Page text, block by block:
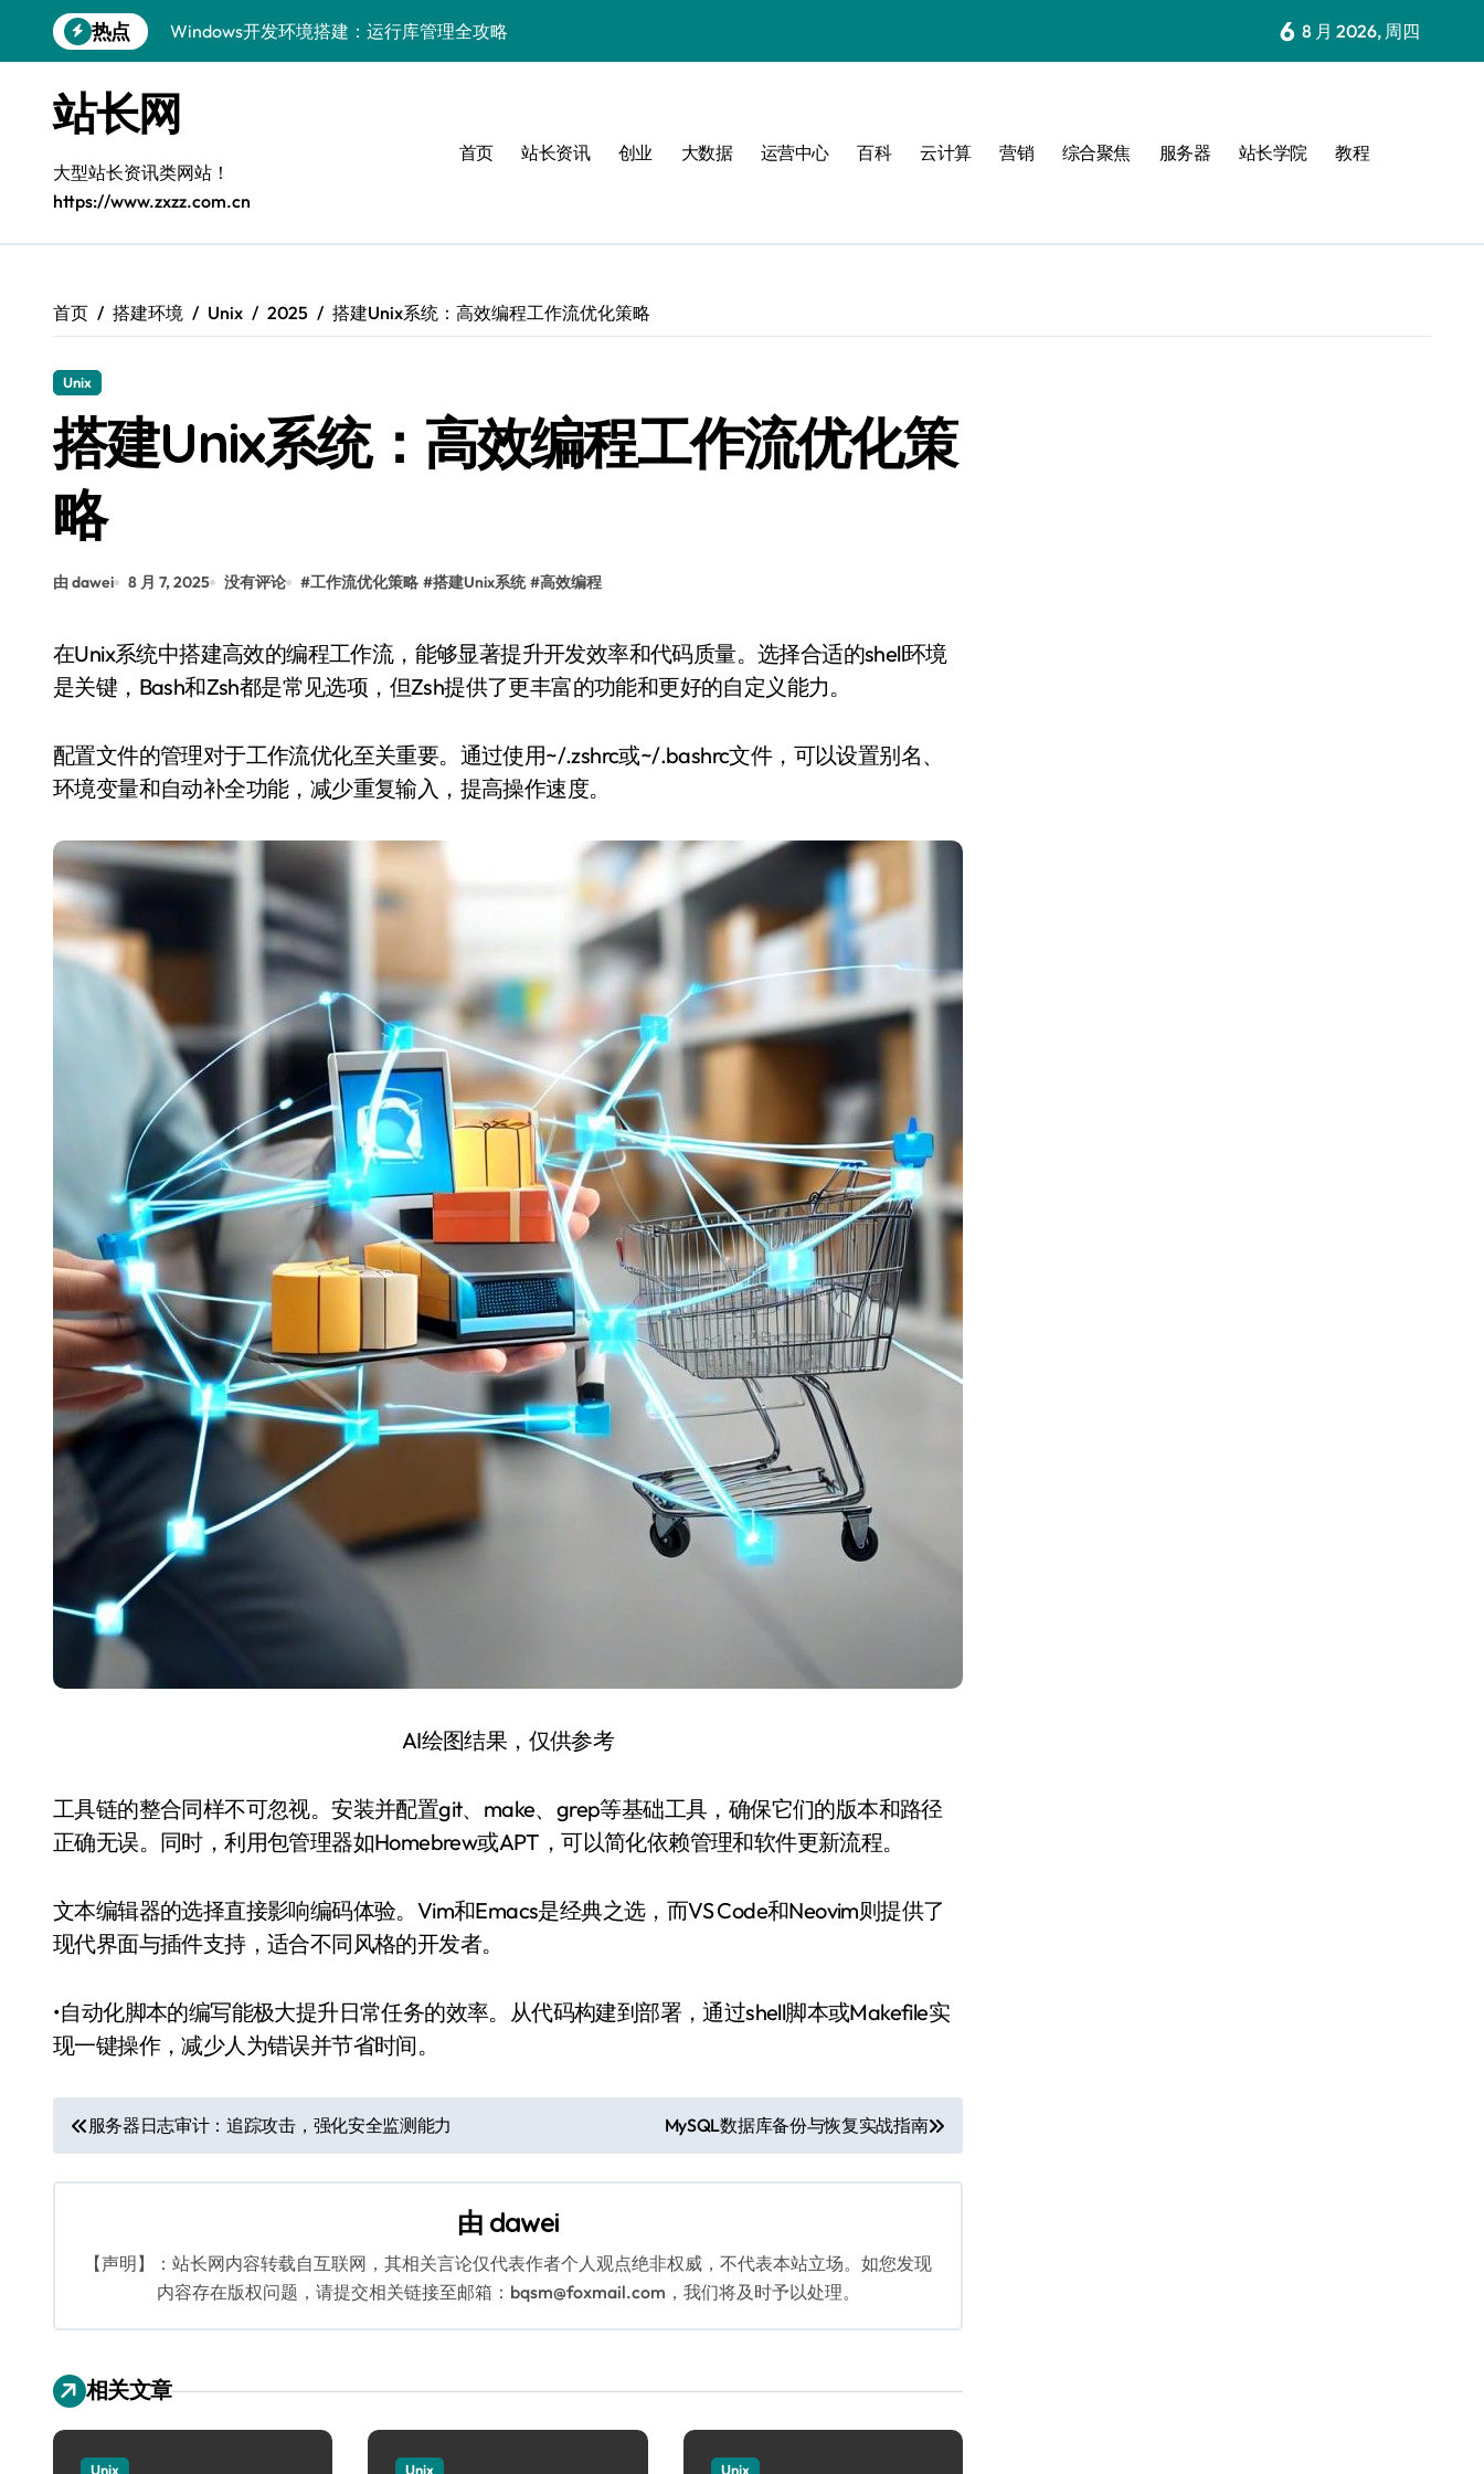
到
热点
鸿蒙云架构下弹性计算优化探索
计算机视觉索引漏洞深度剖析与修复
弹性计算重塑云架构：降本增效实战指南
快速定位漏洞，优化索引效率
6 8 月 2026, 周四
站长网
大型站长资讯类网站！
https://www.zxzz.com.cn
首页 站长资讯 创业 大数据 运营中心 百科 云计算 营销 综合聚焦 服务器 站长学院 教程
首页 搭建环境 Unix 2025 搭建Unix系统：高效编程工作流优化策略
Unix
搭建Unix系统：高效编程工作流优化策
略
由 dawei 8 月 7, 2025 没有评论 #工作流优化策略 #搭建Unix系统 #高效编程
在Unix系统中搭建高效的编程工作流，能够显著提升开发效率和代码质量。选择合适的shell环境
是关键，Bash和Zsh都是常见选项，但Zsh提供了更丰富的功能和更好的自定义能力。
配置文件的管理对于工作流优化至关重要。通过使用~/.zshrc或~/.bashrc文件，可以设置别名、
环境变量和自动补全功能，减少重复输入，提高操作速度。
AI绘图结果，仅供参考
工具链的整合同样不可忽视。安装并配置git、make、grep等基础工具，确保它们的版本和路径
正确无误。同时，利用包管理器如Homebrew或APT，可以简化依赖管理和软件更新流程。
文本编辑器的选择直接影响编码体验。Vim和Emacs是经典之选，而VS Code和Neovim则提供了
现代界面与插件支持，适合不同风格的开发者。
•自动化脚本的编写能极大提升日常任务的效率。从代码构建到部署，通过shell脚本或Makefile实
现一键操作，减少人为错误并节省时间。
文
章
服务器日志审计：追踪攻击，强化安全监测能力 MySQL数据库备份与恢复实战指南
由 dawei
【声明】：站长网内容转载自互联网，其相关言论仅代表作者个人观点绝非权威，不代表本站立场。如您发现
内容存在版权问题，请提交相关链接至邮箱：bqsm@foxmail.com，我们将及时予以处理。
相关文章
Unix Unix Unix